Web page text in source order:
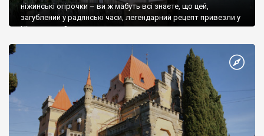
ніжинські огірочки – ви ж мабуть всі знаєте, що цей,
загублений у радянські часи, легендарний рецепт привезли у
Ніжин греки?